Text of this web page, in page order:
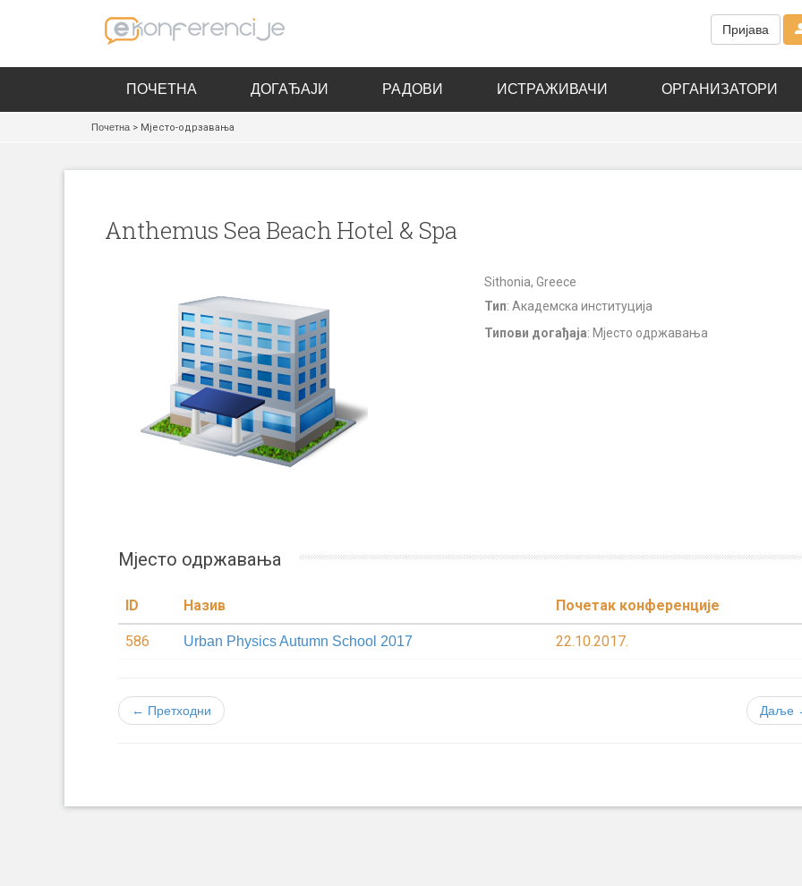
Пријава
ПОЧЕТНА ДОГАЂАЈИ РАДОВИ ИСТРАЖИВАЧИ ОРГАНИЗАТОРИ
Почетна > Мјесто-одрзавања
Anthemus Sea Beach Hotel & Spa
Sithonia, Greece
Тип: Академска институција
Типови догађаја: Мјесто одржавања
Мјесто одржавања
ID Назив Почетак конференције
586 Urban Physics Autumn School 2017 22.10.2017.
← Претходни Даље